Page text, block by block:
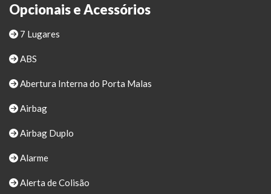
Opcionais e Acessórios
7 Lugares
ABS
Abertura Interna do Porta Malas
Airbag
Airbag Duplo
Alarme
Alerta de Colisão